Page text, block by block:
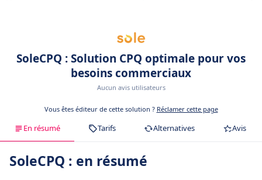
SoleCPQ : Solution CPQ optimale pour vos
besoins commerciaux
Aucun avis utilisateurs
Vous êtes éditeur de cette solution ? Réclamer cette page
En résumé Tarifs Alternatives Avis
SoleCPQ : en résumé